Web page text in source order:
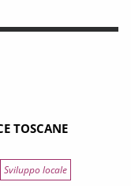
TOSCANE
Sviluppo locale